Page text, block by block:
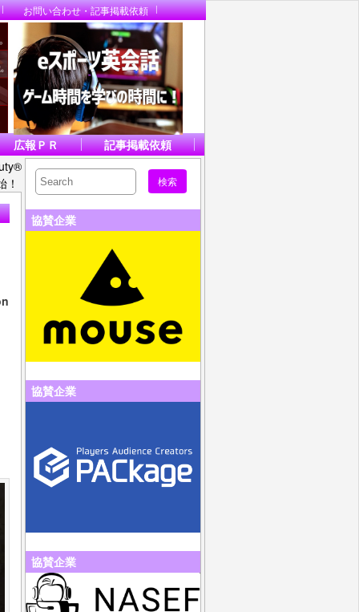
お問い合わせ・記事掲載依頼
広報ＰＲ
記事掲載依頼
協賛企業
協賛企業
協賛企業